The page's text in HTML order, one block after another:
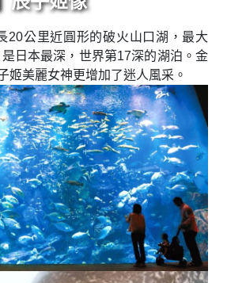
20公里近圓形的破火山口湖，最大
日本最深，世界第17深的湖泊。金
姬美麗女神更增加了迷人風采。